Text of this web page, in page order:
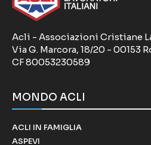
Acli - Associazioni Cristiane
Via G. Marcora, 18/20 - 00153
CF 80053230589
MONDO ACLI
ACLI IN FAMIGLIA
ASPEVI